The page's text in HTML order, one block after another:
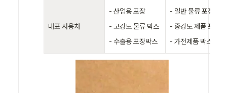
대표 사용처
- 산업용 포장
- 고강도 물류 박스
- 수출용 포장박스
- 일반 물류 포장
- 중강도 제품 포장
- 가전제품 박스